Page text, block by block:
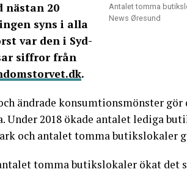
Antalet tomma
News Øresund
nästan 20
syns i alla
var den i Syd-
siffror från
.
ändrade konsumtionsmönster
Under 2018 ökade antalet lediga
och antalet tomma butikslokaler
tomma butikslokaler ökat det